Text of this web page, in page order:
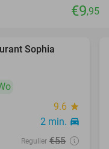
€9,95
Sophia
9.6 star
2 min. directions_car
Regulier €55